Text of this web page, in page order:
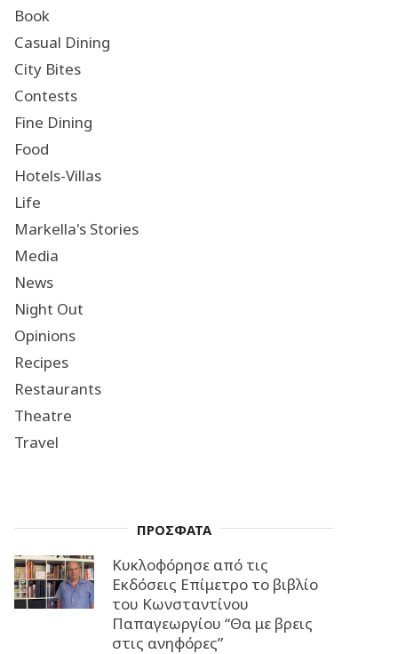
Book
Casual Dining
City Bites
Contests
Fine Dining
Food
Hotels-Villas
Life
Markella's Stories
Media
News
Night Out
Opinions
Recipes
Restaurants
Theatre
Travel
ΠΡΟΣΦΑΤΑ
Κυκλοφόρησε από τις
Εκδόσεις Επίμετρο το βιβλίο
του Κωνσταντίνου
Παπαγεωργίου “Θα με βρεις
στις ανηφόρες”